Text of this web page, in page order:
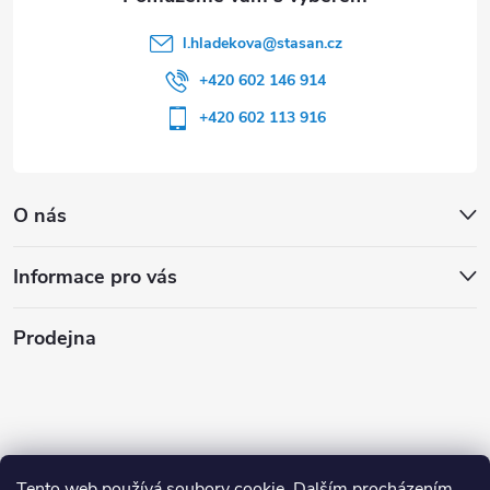
O nás
Informace pro vás
l.hladekova@stasan.cz
+420 602 146 914
+420 602 113 916
Prodejna